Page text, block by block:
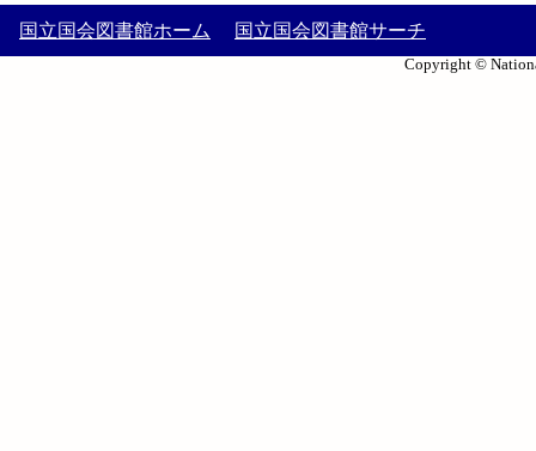
国立国会図書館ホーム 国立国会図書館サーチ
Copyright ©